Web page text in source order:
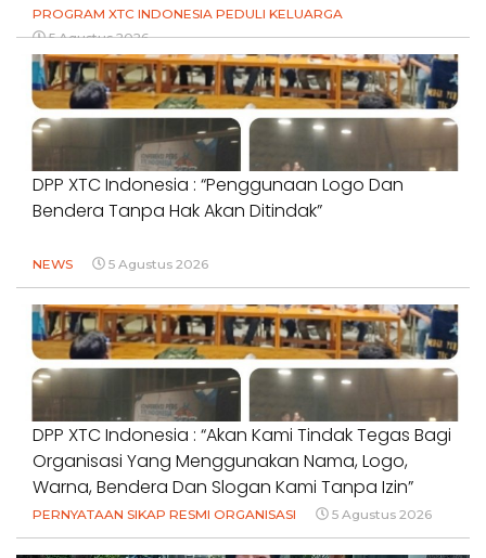
PROGRAM XTC INDONESIA PEDULI KELUARGA
5 Agustus 2026
DPP XTC Indonesia : “Penggunaan Logo Dan
Bendera Tanpa Hak Akan Ditindak”
NEWS 5 Agustus 2026
DPP XTC Indonesia : “Akan Kami Tindak Tegas Bagi
Organisasi Yang Menggunakan Nama, Logo,
Warna, Bendera Dan Slogan Kami Tanpa Izin”
PERNYATAAN SIKAP RESMI ORGANISASI 5 Agustus 2026